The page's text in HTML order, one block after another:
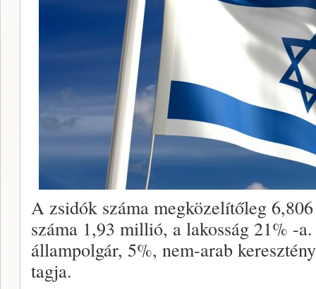
A zsidók száma megközelítőleg
száma 1,93 millió, a lakosság 21% -
állampolgár, 5%, nem-arab
tagja.